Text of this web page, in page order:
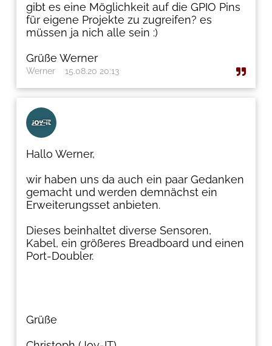
gibt es eine Möglichkeit auf die GPIO Pins
für eigene Projekte zu zugreifen? es
müssen ja nich alle sein :)
Grüße Werner
Werner 15.08.20 20:13
Hallo Werner,
wir haben uns da auch ein paar Gedanken
gemacht und werden demnächst ein
Erweiterungsset anbieten.
Dieses beinhaltet diverse Sensoren,
Kabel, ein größeres Breadboard und einen
Port-Doubler.
Grüße